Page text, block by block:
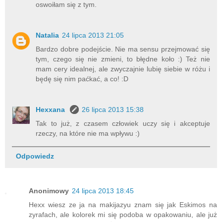
oswoiłam się z tym.
Natalia 24 lipca 2013 21:05
Bardzo dobre podejście. Nie ma sensu przejmować się
tym, czego się nie zmieni, to błędne koło :) Też nie
mam cery idealnej, ale zwyczajnie lubię siebie w różu i
będę się nim paćkać, a co! :D
Hexxana
26 lipca 2013 15:38
Tak to już, z czasem człowiek uczy się i akceptuje
rzeczy, na które nie ma wpływu :)
Odpowiedz
Anonimowy 24 lipca 2013 18:45
Hexx wiesz ze ja na makijazyu znam się jak Eskimos na
zyrafach, ale kolorek mi się podoba w opakowaniu, ale już